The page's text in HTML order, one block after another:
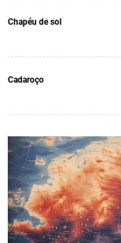
Chapéu de sol
Cadaroço